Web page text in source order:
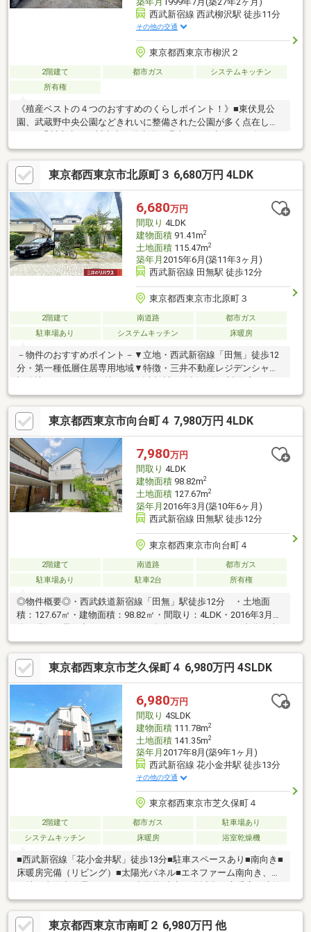
西武新宿線 西武柳沢駅 徒歩11分
その他の交通
東京都西東京市柳沢２
2階建て 都市ガス
システムキッチン
所有権
《殖産ベストの４つのおすすめのくらしポイント！》■東伏見公
園、武蔵野中央公園などきれいに整備された公園が多く点在しま
す！■千川上水、玉川上水の遊歩道は週末のお散歩、ジョギング
におすすめ！■敷地がなんと60坪の広さ、本格的な家庭菜園も楽
しむ事が出来ます！■リフォームの提案も是非お任せ下さい！▼
地域に根づいて30年の実績▼城西エリアを中心に限定されたエリ
アで営業してきました。紹介する物件以上に、これからお住いに
なる地域の、メリットだけでなくデメリットも同時にお伝え致し
ます。まずは資金計画のご相談、不動産のご購入に対して、ご不
安な方はお気軽にお問い合わせくださいませ。
東京都西東京市北原町３ 6,680万円 4LDK
6,680万円
間取り 4LDK
建物面積91.41m2
土地面積115.47m2
築年月 2015年6月(築11年3ヶ月)
西武新宿線 田無駅 徒歩12分
東京都西東京市北原町３
2階建て 南道路
都市ガス
駐車場あり
システムキッチン 床暖房
－物件のおすすめポイント－▼立地・西武新宿線「田無」徒歩12
分・第一種低層住居専用地域▼特徴・三井不動産レジデンシャル
ン・小屋裏収納やWIC等の収納有・南向きバルコニー付・駐車ス
ペース有(車種による)▼2025年2月室内リフォーム済【交換】キッ
チン、浴室、洗面化粧台 等【その他】全居室クロス貼替、全居室
内窓(2重サッシ)設置▼周辺環境・西東京市立谷戸小学校 徒歩10分
(約800m)■ ご希望の住まい探しをお手伝いします
━━━━━・・・物件の詳細・ご相談はお気軽にお問い合わせく
ださい。
東京都西東京市向台町４ 7,980万円 4LDK
7,980万円
間取り 4LDK
建物面積98.82m2
土地面積127.67m2
築年月 2016年3月(築10年6ヶ月)
西武新宿線 田無駅 徒歩12分
東京都西東京市向台町４
2階建て 南道路
都市ガス
駐車場あり
駐車2台 所有権
◎物件概要◎・西武鉄道新宿線「田無」駅徒歩12分 ・土地面
積：127.67㎡・建物面積：98.82㎡・間取り：4LDK・2016年3月
築・現況：居住中・カーポート１台分＋カースペース１台分（車
種による）・第一種低層住居専用地域の閑静な住宅街に存す◎周
辺環境◎・小学校：向台小学校まで 約530ｍ 徒歩7分・中学
校：田無第四中学校まで 約500ｍ 徒歩7分・スーパー：サミッ
トストア向台町店まで 約410ｍ 徒歩6分・コンビニ：セブンイ
レブン西東京向台５丁目店まで 約680ｍ 徒歩9分・公園：田無
市民公園まで 約610ｍ 徒歩8分
東京都西東京市芝久保町４ 6,980万円 4SLDK
6,980万円
間取り 4SLDK
建物面積111.78m2
土地面積141.35m2
築年月 2017年8月(築9年1ヶ月)
西武新宿線 花小金井駅 徒歩13分
その他の交通
東京都西東京市芝久保町４
2階建て 都市ガス
駐車場あり
システムキッチン
床暖房 浴室乾燥機
■西武新宿線「花小金井駅」徒歩13分■駐車スペースあり■南向き■
床暖房完備（リビング）■太陽光パネル■エネファーム南向き、整
確認完了検査済証、新築時・増改築時の設計図、フラット３５S
に対応、省エネ給湯器、システムキッチン、浴室乾燥機、陽当り
良好、全居室収納、駅まで平坦、閑静な住宅地、ＬＤＫ１５畳以
東京都西東京市南町２ 6,980万円 他